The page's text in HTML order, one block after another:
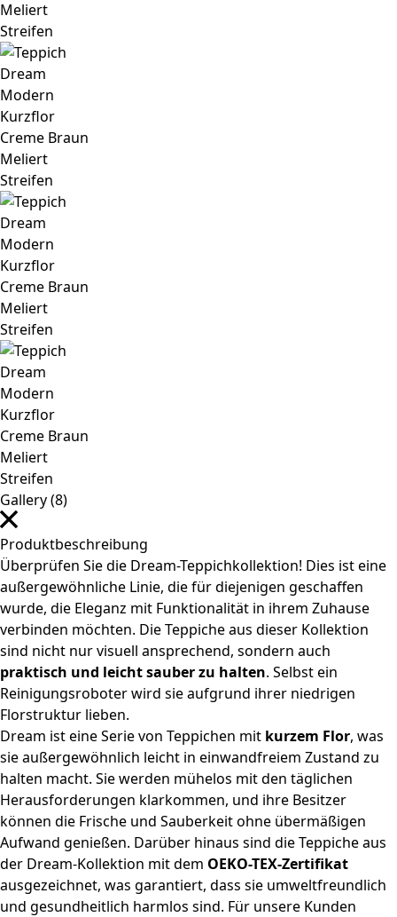
Gallery (8)
Produktbeschreibung
Überprüfen Sie die Dream-Teppichkollektion! Dies ist eine
außergewöhnliche Linie, die für diejenigen geschaffen
wurde, die Eleganz mit Funktionalität in ihrem Zuhause
verbinden möchten. Die Teppiche aus dieser Kollektion
sind nicht nur visuell ansprechend, sondern auch
praktisch und leicht sauber zu halten. Selbst ein
Reinigungsroboter wird sie aufgrund ihrer niedrigen
Florstruktur lieben.
Dream ist eine Serie von Teppichen mit kurzem Flor, was
sie außergewöhnlich leicht in einwandfreiem Zustand zu
halten macht. Sie werden mühelos mit den täglichen
Herausforderungen klarkommen, und ihre Besitzer
können die Frische und Sauberkeit ohne übermäßigen
Aufwand genießen. Darüber hinaus sind die Teppiche aus
der Dream-Kollektion mit dem OEKO-TEX-Zertifikat
ausgezeichnet, was garantiert, dass sie umweltfreundlich
und gesundheitlich harmlos sind. Für unsere Kunden